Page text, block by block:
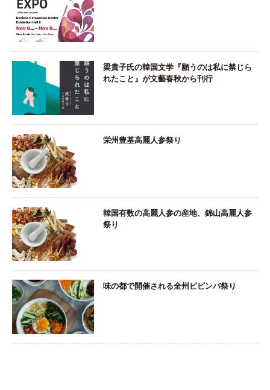
梁貴子氏の韓国文学『願うのは私に禁じら
れたこと』が文藝春秋から刊行
栄州豊基高麗人参祭り
韓国有数の高麗人参の産地、錦山高麗人参
祭り
味の都で開催される全州ビビンバ祭り